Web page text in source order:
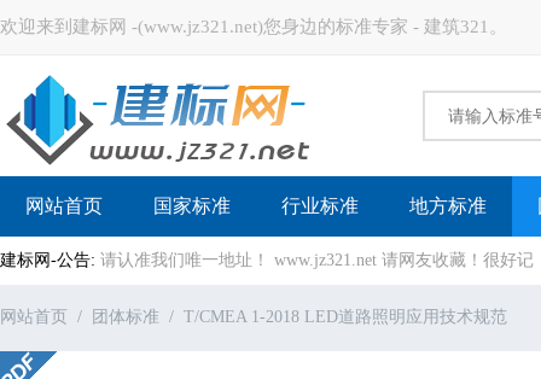
欢迎来到建标网 -(www.jz321.net)您身边的标准专家 - 建筑321。
网站首页 国家标准 行业标准 地方标准
建标网-公告: 请认准我们唯一地址！ www.jz321.net 请网友收藏！很好
网站首页 团体标准 T/CMEA 1-2018 LED道路照明应用技术规范